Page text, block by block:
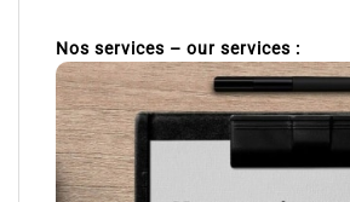
Nos services – our services :